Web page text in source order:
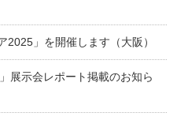
2025」を開催します（大阪）
展示会レポート掲載のお知ら